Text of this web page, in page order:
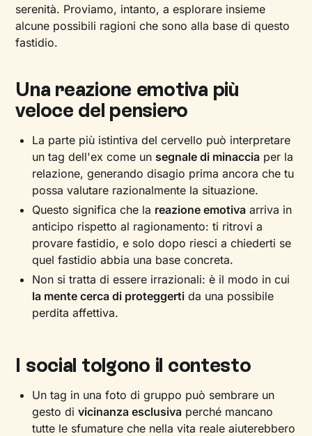
serenità. Proviamo, intanto, a esplorare insieme
alcune possibili ragioni che sono alla base di questo
fastidio.
Una reazione emotiva più
veloce del pensiero
La parte più istintiva del cervello può interpretare
un tag dell'ex come un segnale di minaccia per la
relazione, generando disagio prima ancora che tu
possa valutare razionalmente la situazione.
Questo significa che la reazione emotiva arriva in
anticipo rispetto al ragionamento: ti ritrovi a
provare fastidio, e solo dopo riesci a chiederti se
quel fastidio abbia una base concreta.
Non si tratta di essere irrazionali: è il modo in cui
la mente cerca di proteggerti da una possibile
perdita affettiva.
I social tolgono il contesto
Un tag in una foto di gruppo può sembrare un
gesto divicinanza esclusiva perché mancano
tutte le sfumature che nella vita reale aiuterebbero